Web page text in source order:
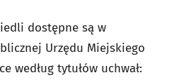
dostępne są w
Urzędu Miejskiego
według tytułów uchwał: